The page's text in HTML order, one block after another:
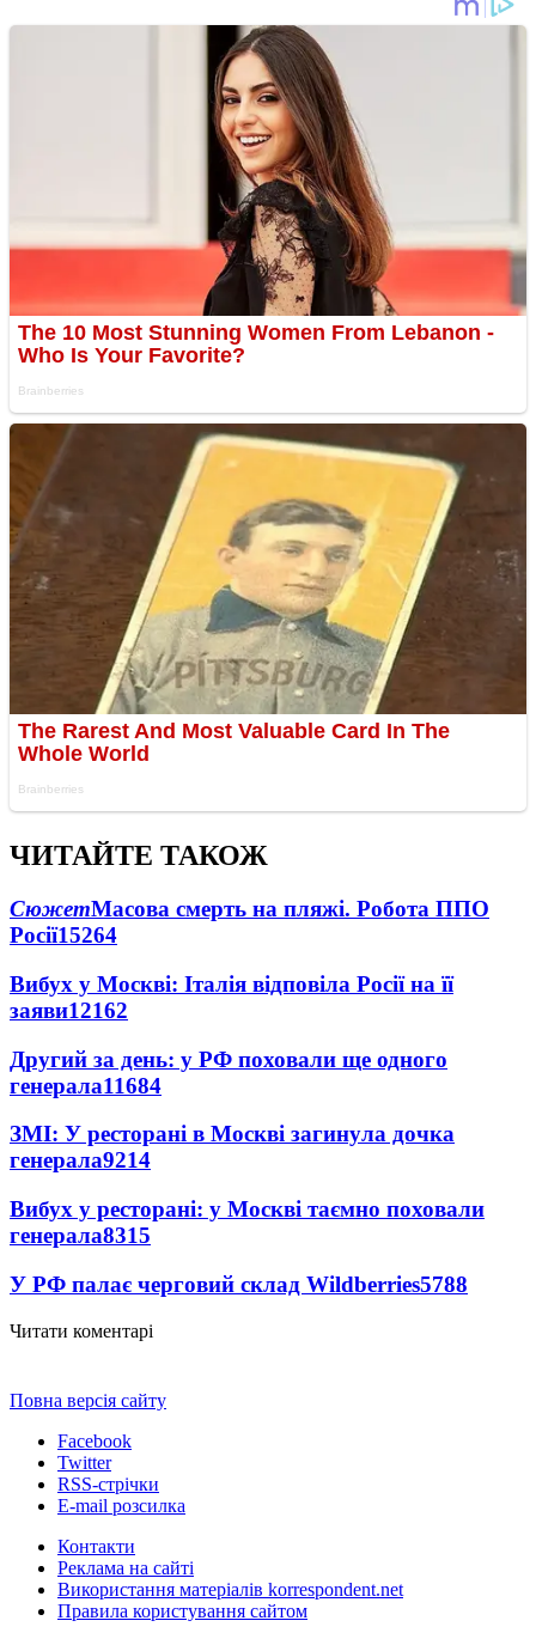
ЧИТАЙТЕ ТАКОЖ
СюжетМасова смерть на пляжі. Робота ППО
Росії15264
Вибух у Москві: Італія відповіла Росії на її
заяви12162
Другий за день: у РФ поховали ще одного
генерала11684
ЗМІ: У ресторані в Москві загинула дочка
генерала9214
Вибух у ресторані: у Москві таємно поховали
генерала8315
У РФ палає черговий склад Wildberries5788
Читати коментарі
Повна версія сайту
Facebook
Twitter
RSS-стрічки
E-mail розсилка
Контакти
Реклама на сайті
Використання матеріалів korrespondent.net
Правила користування сайтом